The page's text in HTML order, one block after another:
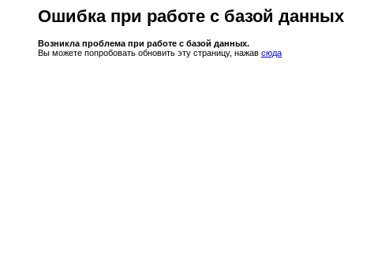
Ошибка при работе с базой данных
Возникла проблема при работе с базой данных.
Вы можете попробовать обновить эту страницу, нажав сюда